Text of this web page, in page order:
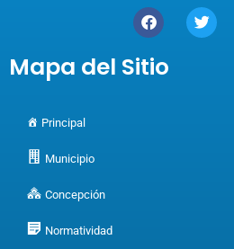
Mapa del Sitio
Principal
Municipio
Concepción
Normatividad